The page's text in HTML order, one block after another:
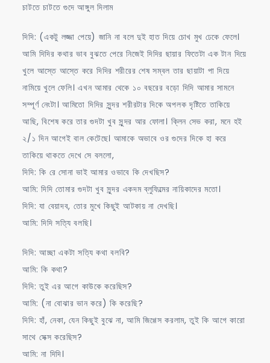
চাটতে চাটতে গুদে আঙ্গুল দিলাম
দিদি: (একটু লজ্জা পেয়ে) জানি না বলে দুই হাত দিয়ে চোখ মুখ ঢেকে ফেলে।
আমি দিদির কথার ভাব বুঝতে পেরে নিজেই দিদির ছায়ার ফিতেটা এক টান দিয়ে
খুলে আস্তে আস্তে করে দিদির শরীরের শেষ সম্বল তার ছায়াটা পা দিয়ে
নামিয়ে খুলে ফেলি। এখন আমার থেকে ১০ বছরের বড়ো দিদি আমার সামনে
সম্পূর্ণ নেংটা। আমিতো দিদির সুন্দর শরীরটার দিকে অপলক দৃষ্টিতে তাকিয়ে
আছি, বিশেষ করে তার গুদটা খুব সুন্দর আর ফোলা। ক্লিন সেভ করা, মনে হই
২/১ দিন আগেই বাল কেটেছে। আমাকে অভাবে ওর গুদের দিকে হা করে
তাকিয়ে থাকতে দেখে সে বললো,
দিদি: কি রে সোনা ভাই আমার ওভাবে কি দেখছিস?
আমি: দিদি তোমার গুদটা খুব সুন্দর একদম ব্লুফিল্মের নায়িকাদের মতো।
দিদি: যা বেয়াদব, তোর মুখে কিছুই আটকায় না দেখছি।
আমি: দিদি সত্যি বলছি।
দিদি: আচ্ছা একটা সত্যি কথা বলবি?
আমি: কি কথা?
দিদি: তুই এর আগে কাউকে করেছিস?
আমি: (না বোঝার ভান করে) কি করেছি?
দিদি: হাঁ, নেকা, যেন কিছুই বুঝে না, আমি জিগ্গেস করলাম, তুই কি আগে কারো
সাথে সেক্স করেছিস?
আমি: না দিদি।